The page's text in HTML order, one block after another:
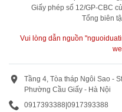
Giấy phép số 12/GP-CBC
Tổng biên
Vui lòng dẫn nguồn
Tầng 4, Tòa tháp Ngôi Sao -
Phường Cầu Giấy - Hà Nội
0917393388 0917393388